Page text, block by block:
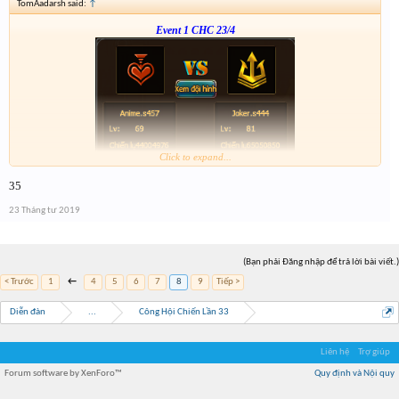
TomAadarsh said: ↑
Event 1 CHC 23/4
Click to expand...
35
23 Tháng tư 2019
(Bạn phải Đăng nhập để trả lời bài viết.)
< Trước
1 ← 4 5 6 7 8 9 Tiếp >
Diễn đàn ... Công Hội Chiến Lần 33
Liên hệ Trợ giúp
Quy định và Nội quy
Forum software by XenForo™